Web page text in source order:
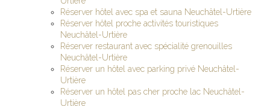
Réserver hôtel avec spa et sauna Neuchâtel-Urtière
Réserver hôtel proche activités touristiques
Neuchâtel-Urtière
Réserver restaurant avec spécialité grenouilles
Neuchâtel-Urtière
Réserver un hôtel avec parking privé Neuchâtel-
Urtière
Réserver un hôtel pas cher proche lac Neuchâtel-
Urtière